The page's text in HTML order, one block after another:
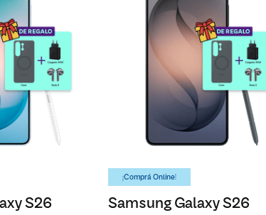
S26
¡Comprá Online!
Samsung Galaxy S26